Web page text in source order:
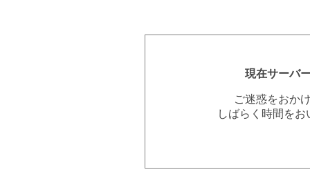
現在サーバ
ご迷惑をおか
しばらく時間を